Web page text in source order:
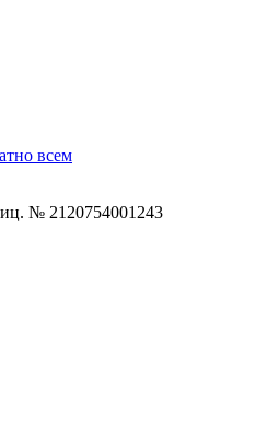
всем
№ 2120754001243